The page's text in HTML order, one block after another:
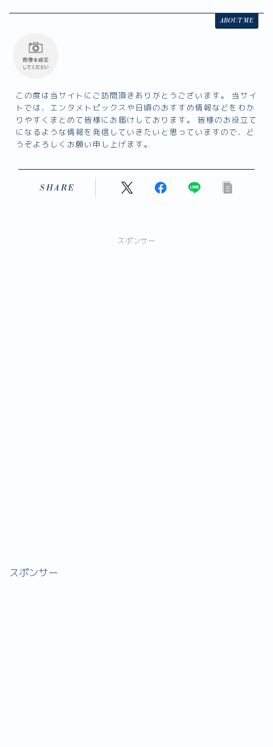
ABOUT ME
この度は当サイトにご訪問頂きありがとうございます。 当サイ
トでは、エンタメトピックスや日頃のおすすめ情報などをわか
りやすくまとめて皆様にお届けしております。 皆様のお役立て
になるような情報を発信していきたいと思っていますので、ど
うぞよろしくお願い申し上げます。
SHARE
スポンサー
スポンサー